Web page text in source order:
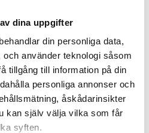
dina uppgifter
behandlar din personliga data,
använder teknologi såsom
tillgång till information på din
personliga annonser och
åskådarinsikter
kan själv välja vilka som får
syften.
Masterclass
Crusty Bake
Muffinsform för 12
muffins 6x2 cm
219 kr